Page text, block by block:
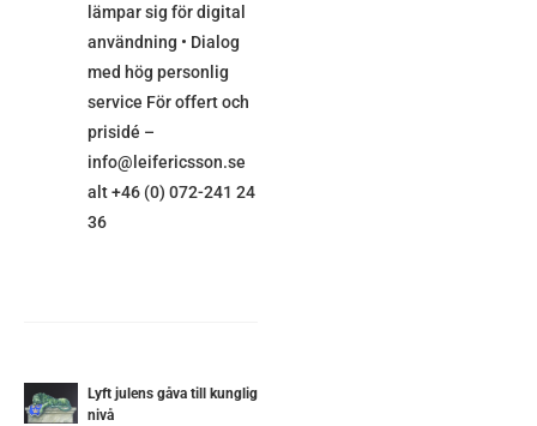
lämpar sig för digital
användning • Dialog
med hög personlig
service För offert och
prisidé –
info@leifericsson.se
alt +46 (0) 072-241 24
36
Lyft julens gåva till kunglig
nivå